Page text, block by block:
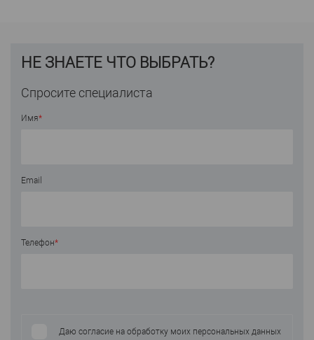
НЕ ЗНАЕТЕ ЧТО ВЫБРАТЬ?
Спросите специалиста
Имя*
Email
Телефон*
Даю согласие на обработку моих персональных данных